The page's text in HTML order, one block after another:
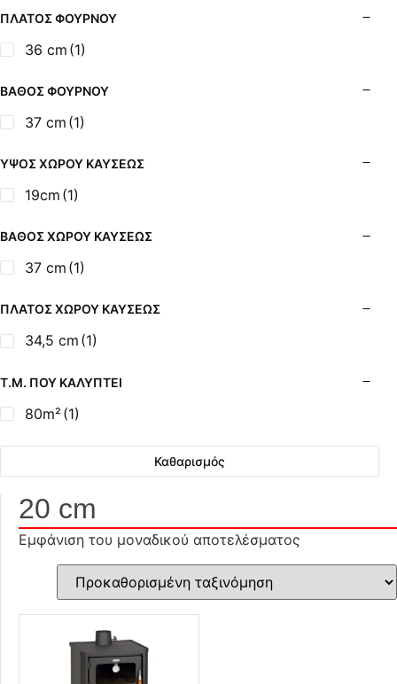
Τζάκια - Εστίες
Ψησταριές
ΠΛΆΤΟΣ ΦΟΎΡΝΟΥ
36 cm (1)
ΒΆΘΟΣ ΦΟΎΡΝΟΥ
37 cm (1)
ΎΨΟΣ ΧΏΡΟΥ ΚΑΎΣΕΩΣ
19cm (1)
ΒΆΘΟΣ ΧΏΡΟΥ ΚΑΎΣΕΩΣ
37 cm (1)
ΠΛΆΤΟΣ ΧΏΡΟΥ ΚΑΎΣΕΩΣ
34,5 cm (1)
Τ.Μ. ΠΟΥ ΚΑΛΎΠΤΕΙ
80m² (1)
Καθαρισμός
20 cm
Εμφάνιση του μοναδικού αποτελέσματος